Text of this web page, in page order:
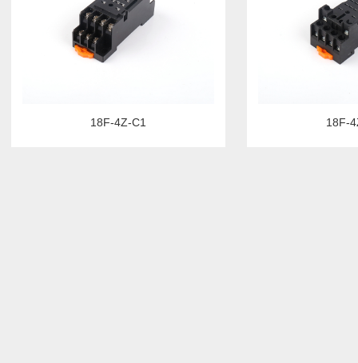
18F-4Z-C1 18F-